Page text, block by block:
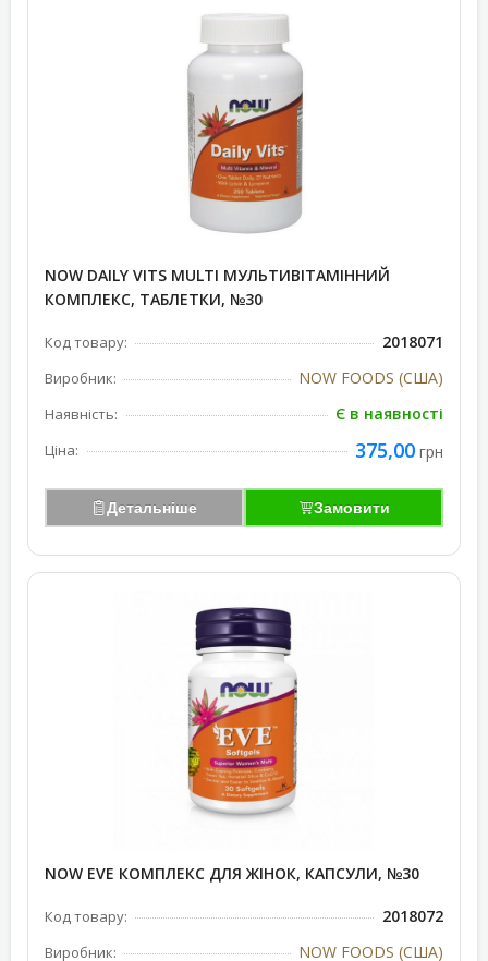
NOW DAILY VITS MULTI МУЛЬТИВІТАМІННИЙ
КОМПЛЕКС, ТАБЛЕТКИ, №30
Код товару: 2018071
Виробник: NOW FOODS (США)
Наявність: Є в наявності
Ціна: 375,00 грн
Детальніше Замовити
NOW EVE КОМПЛЕКС ДЛЯ ЖІНОК, КАПСУЛИ, №30
Код товару: 2018072
Виробник: NOW FOODS (США)